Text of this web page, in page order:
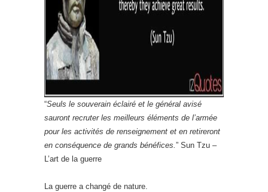
“Seuls le souverain éclairé et le général avisé
sauront recruter les meilleurs éléments de l’armée
pour les activités de renseignement et en retireront
en conséquence de grands bénéfices.” Sun Tzu –
L’art de la guerre
La guerre a changé de nature.